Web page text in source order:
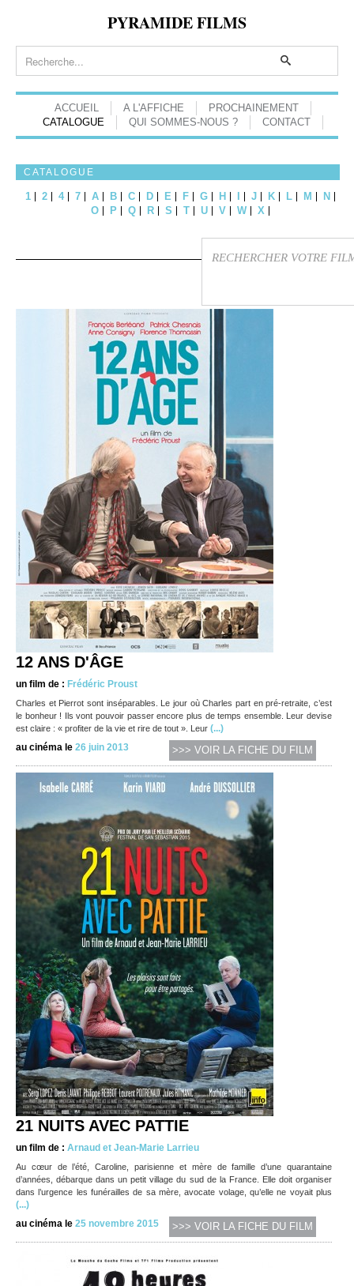
PYRAMIDE FILMS
ACCUEIL A L'AFFICHE
PROCHAINEMENT
CATALOGUE
QUI SOMMES-NOUS ? CONTACT
CATALOGUE
1 2 4 7 A B C D E F G H J K L M
N
O
P Q R S T U V W X
12 ANS D'ÂGE
un film de : Frédéric Proust
Charles et Pierrot sont inséparables. Le jour où Charles part en pré-retraite, c’est
le bonheur ! Ils vont pouvoir passer encore plus de temps ensemble. Leur devise
est claire : « profiter de la vie et rire de tout ». Leur (...)
au cinéma le 26 juin 2013 >>> VOIR LA FICHE DU FILM
21 NUITS AVEC PATTIE
un film de : Arnaud et Jean-Marie Larrieu
Au cœur de l’été, Caroline, parisienne et mère de famille d’une quarantaine
d’années, débarque dans un petit village du sud de la France. Elle doit organiser
dans l’urgence les funérailles de sa mère, avocate volage, qu’elle ne voyait plus
(...)
au cinéma le 25 novembre 2015 >>> VOIR LA FICHE DU FILM